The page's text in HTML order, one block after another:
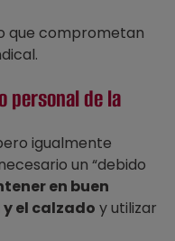
que comprometan
personal de la
igualmente
un “debido
en buen
el calzado y utilizar